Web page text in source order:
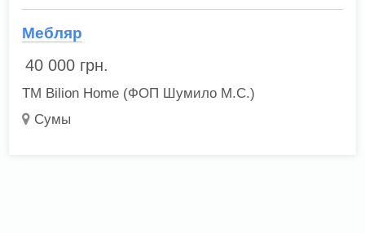
Мебляр
40 000 грн.
ТМ Bilion Home (ФОП Шумило М.С.)
Сумы